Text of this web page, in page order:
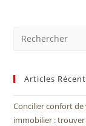
Articles
Concilier confort
immobilier :